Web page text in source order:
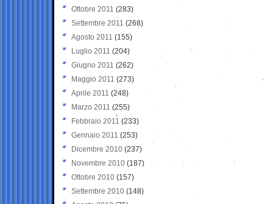
Ottobre 2011 (283)
Settembre 2011 (268)
Agosto 2011 (155)
Luglio 2011 (204)
Giugno 2011 (262)
Maggio 2011 (273)
Aprile 2011 (248)
Marzo 2011 (255)
Febbraio 2011 (233)
Gennaio 2011 (253)
Dicembre 2010 (237)
Novembre 2010 (187)
Ottobre 2010 (157)
Settembre 2010 (148)